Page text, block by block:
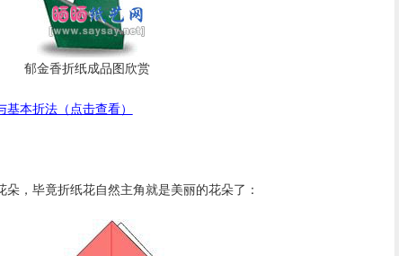
郁金香折纸成品图欣赏
本折法（点击查看）
，毕竟折纸花自然主角就是美丽的花朵了：